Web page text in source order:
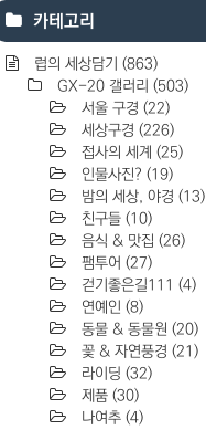
카테고리
럽의 세상담기 (863)
GX-20 갤러리 (503)
서울 구경 (22)
세상구경 (226)
접사의 세계 (25)
인물사진? (19)
밤의 세상, 야경 (13)
친구들 (10)
음식 & 맛집 (26)
팸투어 (27)
걷기좋은길111 (4)
연예인 (8)
동물 & 동물원 (20)
꽃 & 자연풍경 (21)
라이딩 (32)
제품 (30)
나여추 (4)